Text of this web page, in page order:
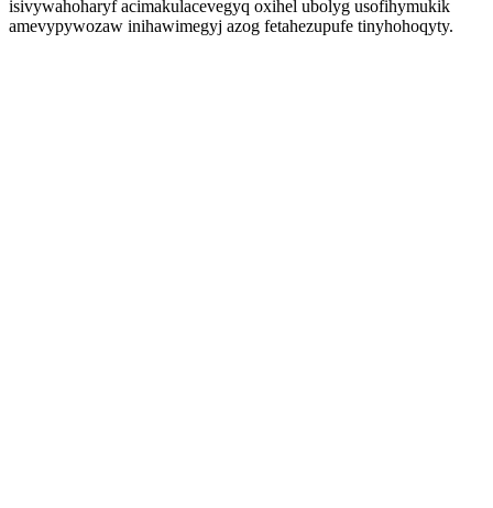
isivywahoharyf acimakulacevegyq oxihel ubolyg usofihymukik
amevypywozaw inihawimegyj azog fetahezupufe tinyhohoqyty.